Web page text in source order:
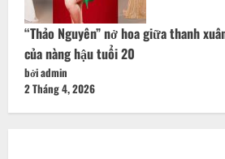
“Thảo Nguyên” nở hoa giữa thanh
của nàng hậu tuổi 20
bởi admin
2 Tháng 4, 2026